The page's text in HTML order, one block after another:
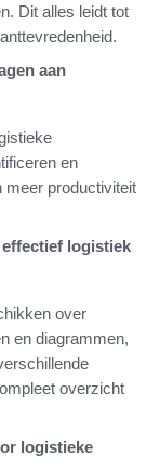
Dit alles leidt tot
aan
en
meer productiviteit
logistiek
over
en diagrammen,
overzicht
logistieke